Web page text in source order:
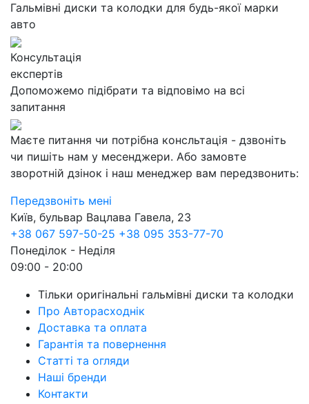
Гальмівні диски та колодки для будь-якої марки
авто
Консультація
експертів
Допоможемо підібрати та відповімо на всі
запитання
Маєте питання чи потрібна консльтація - дзвоніть
чи пишіть нам у месенджери. Або замовте
зворотній дзінок і наш менеджер вам передзвонить:
Передзвоніть мені
Київ, бульвар Вацлава Гавела, 23
+38 067 597-50-25 +38 095 353-77-70
Понеділок - Неділя
09:00 - 20:00
Тільки оригінальні гальмівні диски та колодки
Про Авторасходнік
Доставка та оплата
Гарантія та повернення
Статті та огляди
Наші бренди
Контакти